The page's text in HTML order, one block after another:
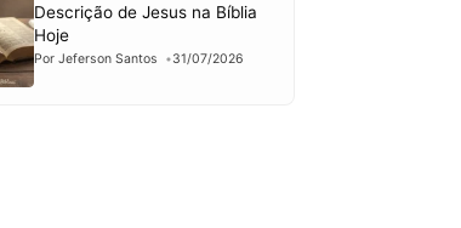
Descrição de Jesus na Bíblia
Hoje
Por Jeferson Santos 31/07/2026